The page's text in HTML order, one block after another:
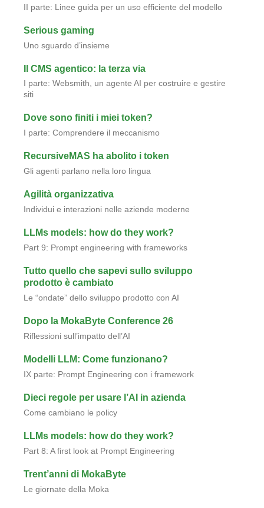
II parte: Linee guida per un uso efficiente del modello
Serious gaming
Uno sguardo d’insieme
Il CMS agentico: la terza via
I parte: Websmith, un agente AI per costruire e gestire
siti
Dove sono finiti i miei token?
I parte: Comprendere il meccanismo
RecursiveMAS ha abolito i token
Gli agenti parlano nella loro lingua
Agilità organizzativa
Individui e interazioni nelle aziende moderne
LLMs models: how do they work?
Part 9: Prompt engineering with frameworks
Tutto quello che sapevi sullo sviluppo
prodotto è cambiato
Le “ondate” dello sviluppo prodotto con AI
Dopo la MokaByte Conference 26
Riflessioni sull’impatto dell’AI
Modelli LLM: Come funzionano?
IX parte: Prompt Engineering con i framework
Dieci regole per usare l’AI in azienda
Come cambiano le policy
LLMs models: how do they work?
Part 8: A first look at Prompt Engineering
Trent’anni di MokaByte
Le giornate della Moka